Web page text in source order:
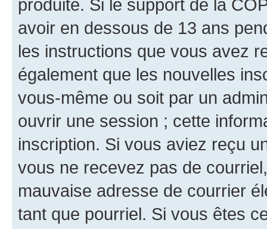
produite. Si le support de la
avoir en dessous de 13 ans
les instructions que vous avez
également que les nouvelles
vous-même ou soit par un
ouvrir une session ; cette
inscription. Si vous aviez reçu
vous ne recevez pas de
mauvaise adresse de courrier
tant que pourriel. Si vous êtes